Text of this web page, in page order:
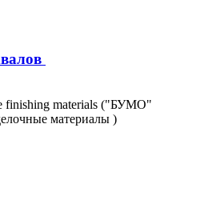
materials ("БУМО"
материалы )